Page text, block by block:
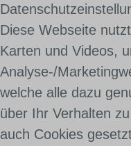
Diese Webseite
Karten und Videos,
Analyse-/
welche alle dazu
über Ihr Verhalten
auch Cookies